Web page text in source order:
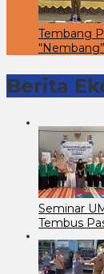
Tembang
Berita
Seminar
Tembus